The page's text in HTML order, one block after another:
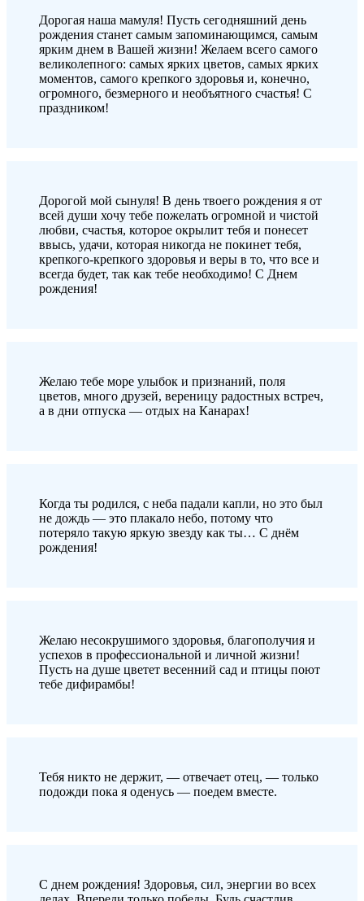
Дорогая наша мамуля! Пусть сегодняшний день
рождения станет самым запоминающимся, самым
ярким днем в Вашей жизни! Желаем всего самого
великолепного: самых ярких цветов, самых ярких
моментов, самого крепкого здоровья и, конечно,
огромного, безмерного и необъятного счастья! С
праздником!
Дорогой мой сынуля! В день твоего рождения я от
всей души хочу тебе пожелать огромной и чистой
любви, счастья, которое окрылит тебя и понесет
ввысь, удачи, которая никогда не покинет тебя,
крепкого-крепкого здоровья и веры в то, что все и
всегда будет, так как тебе необходимо! С Днем
рождения!
Желаю тебе море улыбок и признаний, поля
цветов, много друзей, вереницу радостных встреч,
а в дни отпуска — отдых на Канарах!
Когда ты родился, с неба падали капли, но это был
не дождь — это плакало небо, потому что
потеряло такую яркую звезду как ты… С днём
рождения!
Желаю несокрушимого здоровья, благополучия и
успехов в профессиональной и личной жизни!
Пусть на душе цветет весенний сад и птицы поют
тебе дифирамбы!
Тебя никто не держит, — отвечает отец, — только
подожди пока я оденусь — поедем вместе.
С днем рождения! Здоровья, сил, энергии во всех